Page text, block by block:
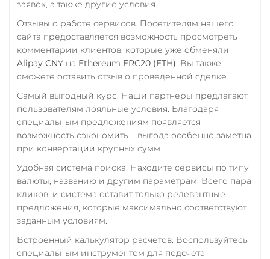
ERC20
USD Coin (USDC)
ERC20 BEP20
TRC20
AVAX
SOL
Polygon
CRONOS
ARB
OP
BASE
NEAR
SUI
SONIC
Utopia USD (UUSD)
VeChain (VET)
Verge (XVG)
WAVES
Wrapped Bitcoin (WBTC)
ERC20 AVAXC
Wrapped Ethereum (WETH)
заявок, а также другие условия.
Отзывы о работе сервисов. Посетителям нашего
сайта предоставляется возможность просмотреть
комментарии клиентов, которые уже обменяли
Alipay CNY на Ethereum ERC20 (ETH). Вы также
сможете оставить отзыв о проведенной сделке.
Самый выгодный курс. Наши партнеры предлагают
пользователям лояльные условия. Благодаря
специальным предложениям появляется
возможность сэкономить – выгода особенно заметна
при конвертации крупных сумм.
Удобная система поиска. Находите сервисы по типу
валюты, названию и другим параметрам. Всего пара
кликов, и система оставит только релевантные
предложения, которые максимально соответствуют
заданным условиям.
Встроенный калькулятор расчетов. Воспользуйтесь
специальным инструментом для подсчета